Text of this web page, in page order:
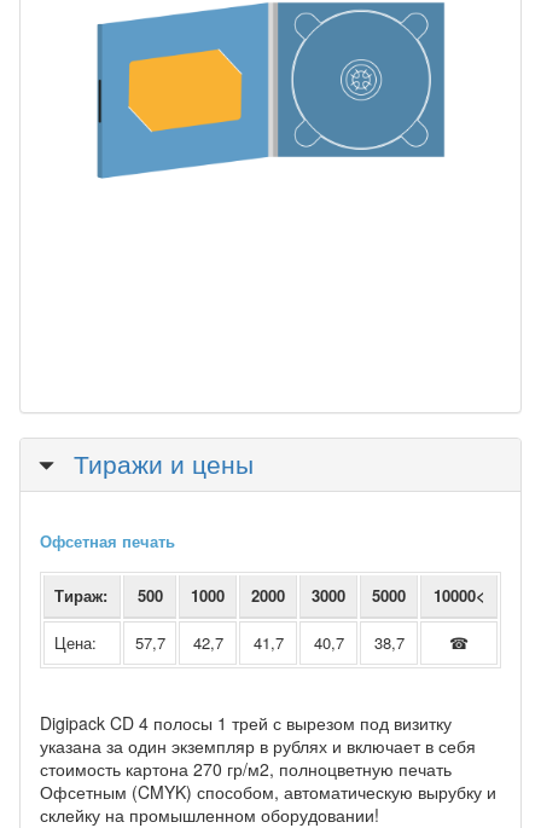
Скрыть
Тиражи и цены
Офсетная печать
Тираж: 500 1000 2000 3000 5000 10000<
Цена: 57,7 42,7 41,7 40,7 38,7 ☎
Digipack CD 4 полосы 1 трей с вырезом под визитку
указана за один экземпляр в рублях и включает в себя
стоимость картона 270 гр/м2, полноцветную печать
Офсетным (CMYK) способом, автоматическую вырубку и
склейку на промышленном оборудовании!